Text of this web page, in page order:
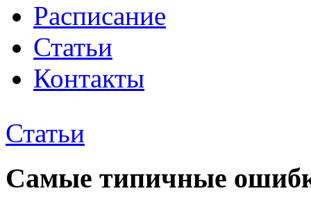
Расписание
Статьи
Контакты
Статьи
Самые типичные